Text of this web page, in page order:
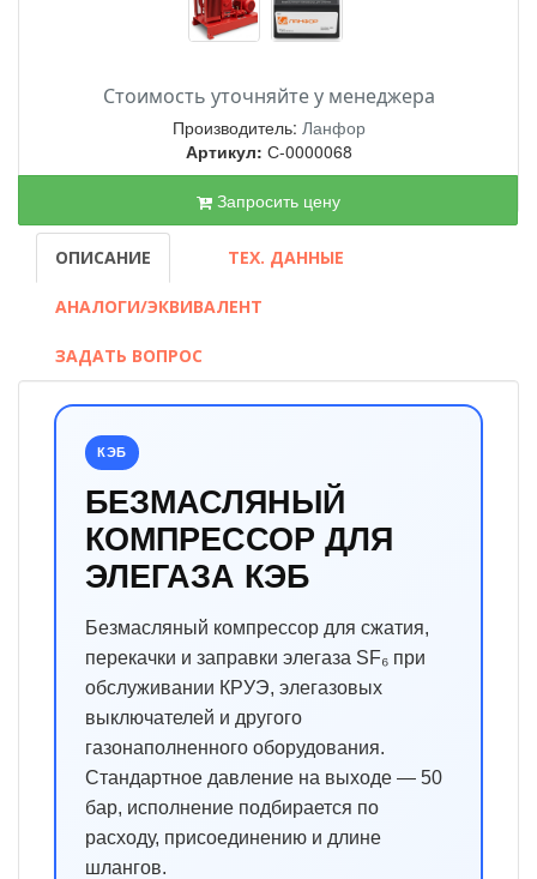
Стоимость уточняйте у менеджера
Производитель: Ланфор
Артикул: С-0000068
Запросить цену
ОПИСАНИЕ ТЕХ. ДАННЫЕ
АНАЛОГИ/ЭКВИВАЛЕНТ
ЗАДАТЬ ВОПРОС
КЭБ
БЕЗМАСЛЯНЫЙ
КОМПРЕССОР ДЛЯ
ЭЛЕГАЗА КЭБ
Безмасляный компрессор для сжатия,
перекачки и заправки элегаза SF₆ при
обслуживании КРУЭ, элегазовых
выключателей и другого
газонаполненного оборудования.
Стандартное давление на выходе — 50
бар, исполнение подбирается по
расходу, присоединению и длине
шлангов.